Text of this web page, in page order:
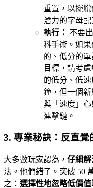
重置，以擺
潛力的字母配
執行：
不要
科手術。如
的、低分的
目標，請考
的低分、低
鐘，但一個
與「速度」
連擊鏈。
3. 專業秘訣：反直覺
大多數玩家認為， 仔細解
法。他們錯了。突破 50
之： 選擇性地忽略低價